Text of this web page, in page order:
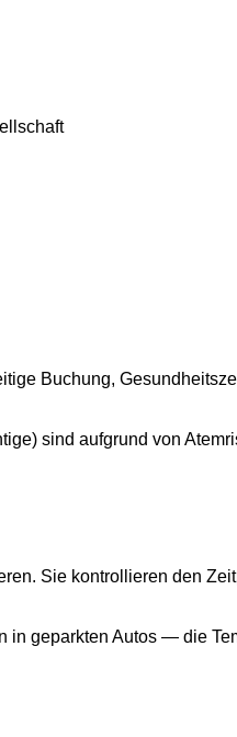
Buchung,
sind aufgrund von
Sie kontrollieren den
in geparkten Autos — die